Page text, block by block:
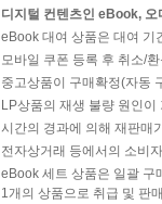
디지털 컨텐츠인 eBook,
eBook 대여 상품은 대여 기
모바일 쿠폰 등록 후 취소/
중고상품이 구매확정(자동
LP상품의 재생 불량 원인
시간의 경과에 의해 재판매
전자상거래 등에서의 소비
eBook 세트 상품은 일괄 구
1개의 상품으로 취급 및 판